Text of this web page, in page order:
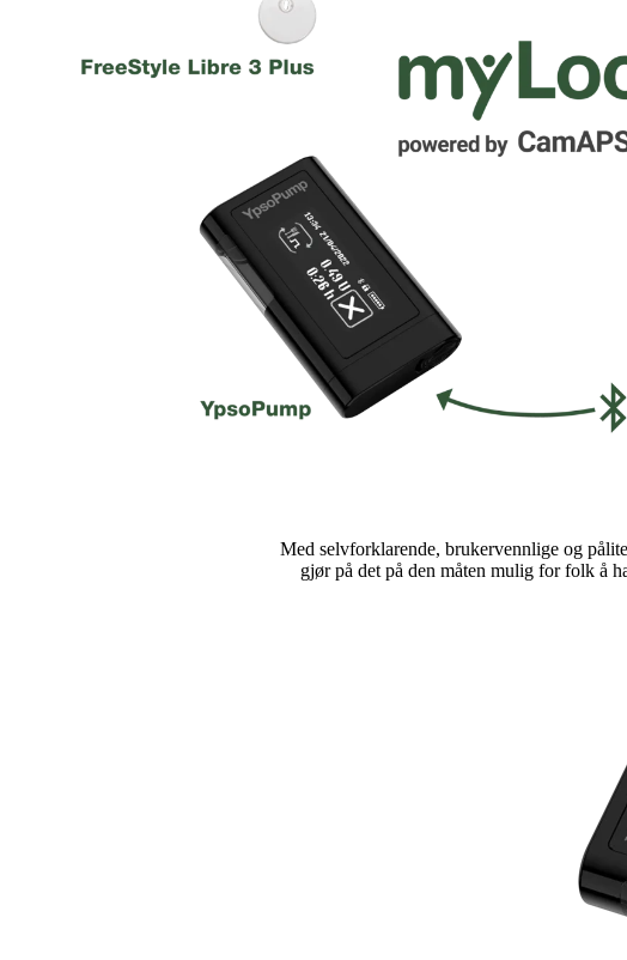
Med selvforklarende, brukervennlige og
gjør på det på den måten mulig for folk å